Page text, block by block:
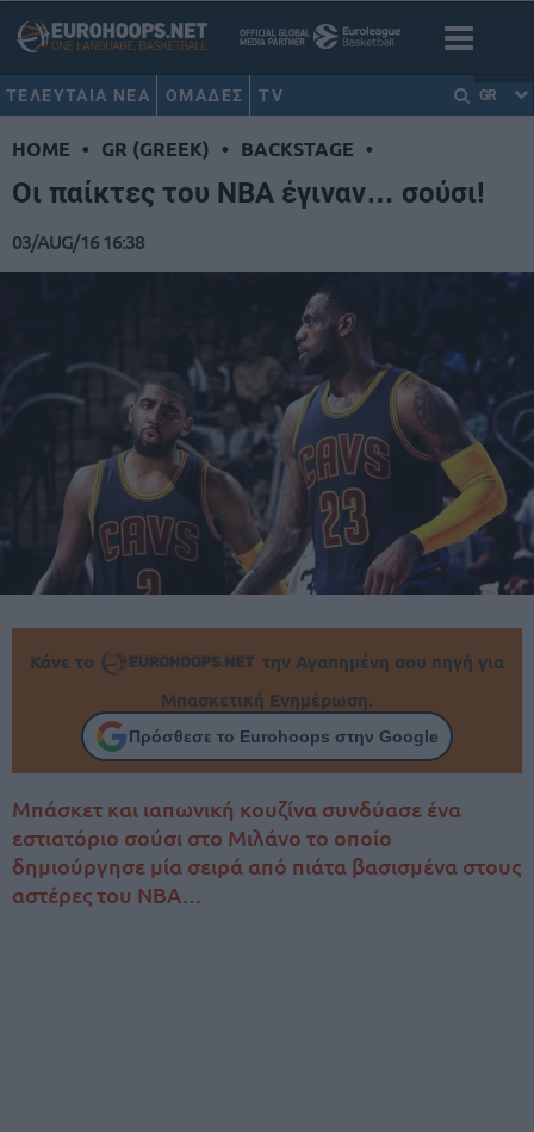
ΤΕΛΕΥΤΑΙΑ ΝΕΑ ΟΜΑΔΕΣ TV GR
HOME • GR (GREEK) • BACKSTAGE •
Οι παίκτες του ΝΒΑ έγιναν… σούσι!
03/AUG/16 16:38
Κάνε το
την Αγαπημένη σου πηγή για
Μπασκετική Ενημέρωση.
Πρόσθεσε το Eurohoops στην Google
Μπάσκετ και ιαπωνική κουζίνα συνδύασε ένα
εστιατόριο σούσι στο Μιλάνο το οποίο
δημιούργησε μία σειρά από πιάτα βασισμένα στους
αστέρες του ΝΒΑ…